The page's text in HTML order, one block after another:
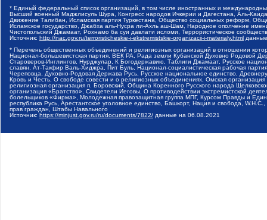
* Единый федеральный список организаций, в том числе иностранных и
Высший военный Маджлисуль Шура, Конгресс народов Ичкерии и Дагестана, Аль-
Движение Талибан, Исламская партия Туркестана, Общество социальных реформ,
Исламское государство, Джабха аль-Нусра ли-Ахль аш-Шам, Народное ополчение
Чистопольский Джамаат, Рохнамо ба суи давлати исломи, Террористическое
Источник: http://nac.gov.ru/terroristicheskie-i-ekstremistskie-organizacii-i-materialy.html
* Перечень общественных объединений и религиозных организаций в отношении
Национал-большевистская партия, ВЕК РА, Рада земли Кубанской Духовно Родовой
Староверов-Инглингов, Нурджулар, К Богодержавию, Таблиги Джамаат, Русское
славян, Ат-Такфир Валь-Хиджра, Пит Буль, Национал-социалистическая рабочая
Череповца, Духовно-Родовая Держава Русь, Русское национальное единство,
Кровь и Честь, О свободе совести и о религиозных объединениях, Омская
религиозная организация п. Боровский, Община Коренного Русского народа
организация «Братство», Свидетели Иеговы, О противодействии экстремистской
болельщиков «Фирма», Молодежная правозащитная группа МПГ, Курсом Правды и
республика Русь, Арестантское уголовное единство, Башкорт, Нация и свобода,
прав граждан, Штабы Навального
Источник: https://minjust.gov.ru/ru/documents/7822/ данные на 06.08.2021